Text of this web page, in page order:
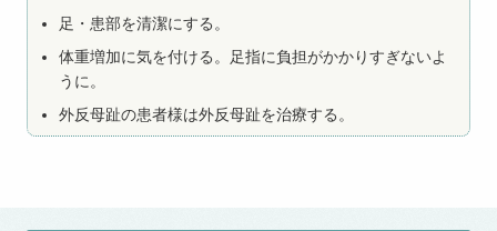
足・患部を清潔にする。
体重増加に気を付ける。足指に負担がかかりすぎないよ
うに。
外反母趾の患者様は外反母趾を治療する。